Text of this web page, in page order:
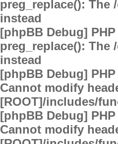
preg_replace(): The
instead
[phpBB Debug]
preg_replace(): The
instead
[phpBB Debug]
Cannot modify
[ROOT]/includes/
[phpBB Debug]
Cannot modify